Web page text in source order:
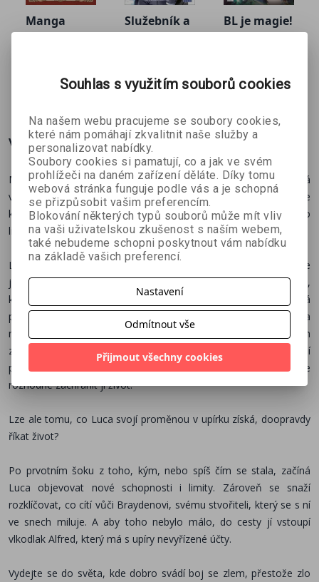
Manga
příběhy
251 Kč 279 Kč
Služebník a
pán
233 Kč 259 Kč
BL je magie!
1
251 Kč 279 Kč
Více o knize
Mladápatoložka Lucasestává upírkou a rázem se ocitá
v krvelačném světě, o jehož existenci netušila. Navíc se zdá, že
kromě neutuchajícího hladu musí řešit i otázku starou jako
lidstvo samo –je lepší milenec upír, anebo vlkodlak?
Luca pracuje v nemocnici, má slibně rozjetou kariéru, a přestože
jí vztahy příliš nevychází, je v životě spokojená. Tedy až do dne,
kdy se jí na pitevním stole objeví tělo mladého muže, který to má
podle rozsáhlých zranění už dávno za sebou. To si alespoň Luca
myslí. Muž se ale zničehonic probírá, aby dost surovým
způsobem vysál Lucu do poslední kapky krve. Zdá se, že tady její
příběh končí, ale pak se objeví tajemný Brayden, který se
rozhodne zachránit jí život.
Lze ale tomu, co Luca svojí proměnou v upírku získá, doopravdy
říkat život?
Po prvotním šoku z toho, kým, nebo spíš čím se stala, začíná
Luca objevovat nové schopnosti i limity. Zároveň se snaží
rozklíčovat, co cítí vůči Braydenovi, svému stvořiteli, který se s ní
ve snech miluje. A aby toho nebylo málo, do cesty jí vstoupí
vlkodlak Alfred, který má s upíry nevyřízené účty.
Vydejte se do světa, kde dobro svádí boj se zlem, přestože zlo
Souhlas s využitím souborů cookies
Na našem webu pracujeme se soubory cookies,
které nám pomáhají zkvalitnit naše služby a
personalizovat nabídky.
Soubory cookies si pamatují, co a jak ve svém
prohlížeči na daném zařízení děláte. Díky tomu
webová stránka funguje podle vás a je schopná
se přizpůsobit vašim preferencím.
Blokování některých typů souborů může mít vliv
na vaši uživatelskou zkušenost s naším webem,
také nebudeme schopni poskytnout vám nabídku
na základě vašich preferencí.
Nastavení
Odmítnout vše
Přijmout všechny cookies